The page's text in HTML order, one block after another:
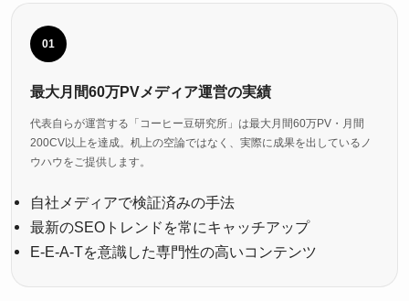
01
最大月間60万PVメディア運営の実績
代表自らが運営する「コーヒー豆研究所」は最大月間60万PV・月間
200CV以上を達成。机上の空論ではなく、実際に成果を出しているノ
ウハウをご提供します。
自社メディアで検証済みの手法
最新のSEOトレンドを常にキャッチアップ
E-E-A-Tを意識した専門性の高いコンテンツ